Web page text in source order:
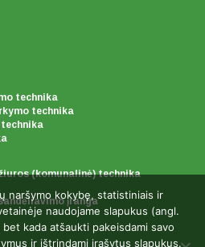
technika
technika
(komunalinė) technika
įranga
naršymo kokybę, statistiniais ir
naudojame slapukus (angl.
kada atšaukti pakeisdami savo
ir ištrindami įrašytus slapukus.